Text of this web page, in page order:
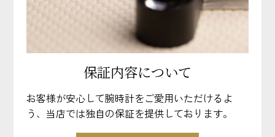
保証内容について
お客様が安心して腕時計をご愛用いただけるよ
う、当店では独自の保証を提供しております。